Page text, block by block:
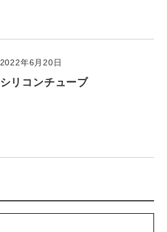
2022年6月20日
シリコンチューブ